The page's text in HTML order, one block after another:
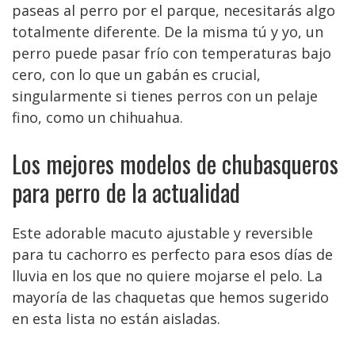
paseas al perro por el parque, necesitarás algo
totalmente diferente. De la misma tú y yo, un
perro puede pasar frío con temperaturas bajo
cero, con lo que un gabán es crucial,
singularmente si tienes perros con un pelaje
fino, como un chihuahua.
Los mejores modelos de chubasqueros
para perro de la actualidad
Este adorable macuto ajustable y reversible
para tu cachorro es perfecto para esos días de
lluvia en los que no quiere mojarse el pelo. La
mayoría de las chaquetas que hemos sugerido
en esta lista no están aisladas.